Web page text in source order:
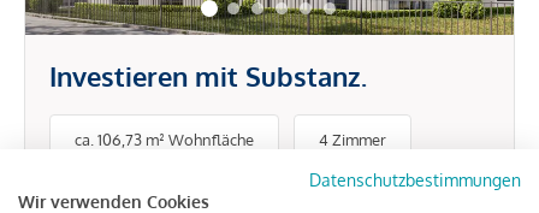
Investieren mit Substanz.
ca. 106,73 m² Wohnfläche 4 Zimmer
Datenschutzbestimmungen
Wir verwenden Cookies